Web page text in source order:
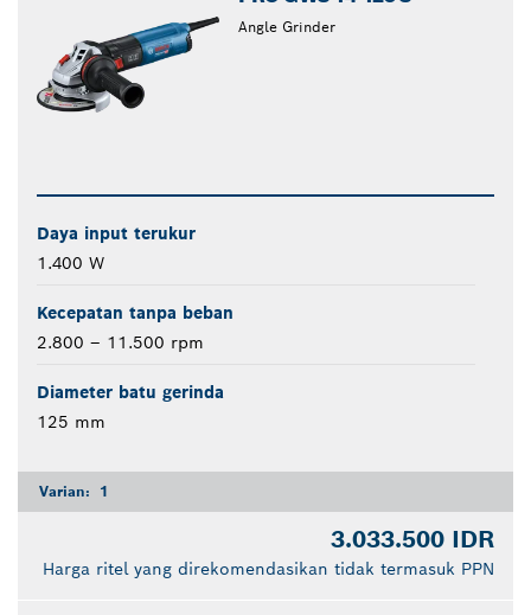
Angle Grinder
Daya input terukur
1.400 W
Kecepatan tanpa beban
2.800 – 11.500 rpm
Diameter batu gerinda
125 mm
Varian: 1
3.033.500 IDR
Harga ritel yang direkomendasikan tidak termasuk PPN